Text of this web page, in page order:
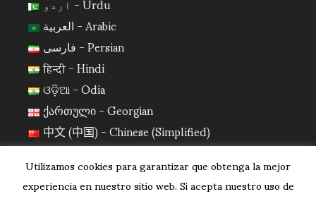
العربية - Arabic
فارسی - Persian
हिन्दी - Hindi
ଓଡ଼ିଆ - Odia
ქართული - Georgian
中文 (中国) - Chinese (Simplified)
日本語 - Japanese
한국어 - Korean
Utilizamos cookies para garantizar que obtenga la mejor
experiencia en nuestro sitio web. Si acepta nuestro uso de